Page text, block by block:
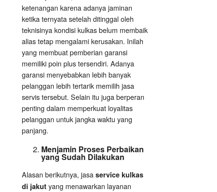
ketenangan karena adanya jaminan
ketika ternyata setelah ditinggal oleh
teknisinya kondisi kulkas belum membaik
alias tetap mengalami kerusakan. Inilah
yang membuat pemberian garansi
memiliki poin plus tersendiri. Adanya
garansi menyebabkan lebih banyak
pelanggan lebih tertarik memilih jasa
servis tersebut. Selain itu juga berperan
penting dalam memperkuat loyalitas
pelanggan untuk jangka waktu yang
panjang.
Menjamin Proses Perbaikan
yang Sudah Dilakukan
Alasan berikutnya, jasa service kulkas
di jakut yang menawarkan layanan